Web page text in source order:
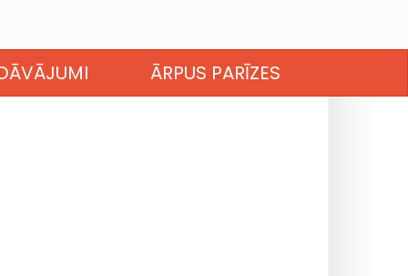
ĀRPUS PARĪZES